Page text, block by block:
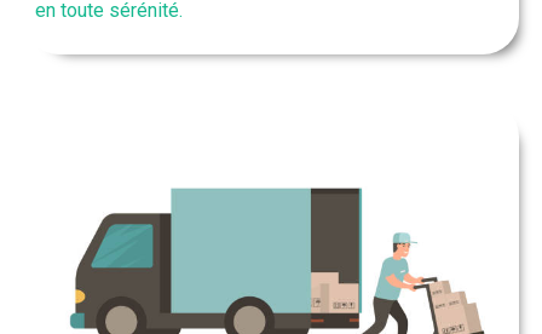
en toute sérénité.